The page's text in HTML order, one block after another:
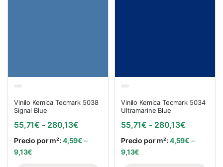
Vinilo Kemica Tecmark 5038
Signal Blue
55,71€ - 280,13€Rango de precios: desde 55,71€
Precio por m²: 4,59€ –
9,13€
Vinilo Kemica Tecmark 5034
Ultramarine Blue
55,71€ - 280,13€Rango
Precio por m²: 4,59€ –
9,13€